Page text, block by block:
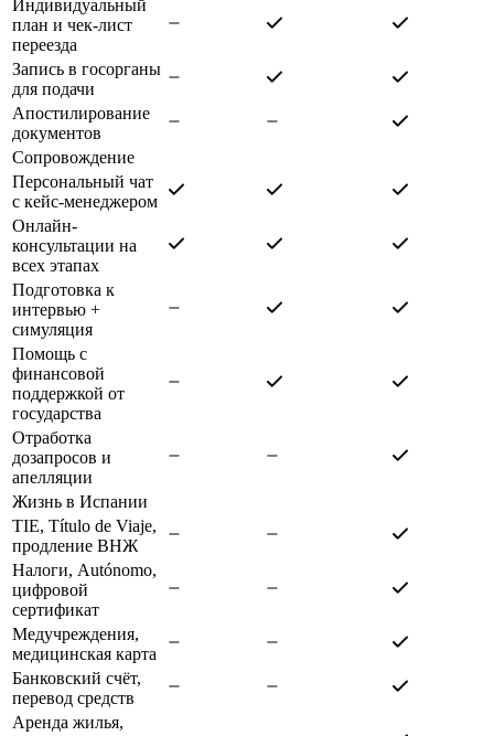
Индивидуальный
план и чек-лист
переезда
Запись в госорганы
для подачи
Апостилирование
документов
Сопровождение
Персональный чат
с кейс-менеджером
Онлайн-
консультации на
всех этапах
Подготовка к
интервью +
симуляция
Помощь с
финансовой
поддержкой от
государства
Отработка
дозапросов и
апелляции
Жизнь в Испании
TIE, Título de Viaje,
продление ВНЖ
Налоги, Autónomo,
цифровой
сертификат
Медучреждения,
медицинская карта
Банковский счёт,
перевод средств
Аренда жилья,